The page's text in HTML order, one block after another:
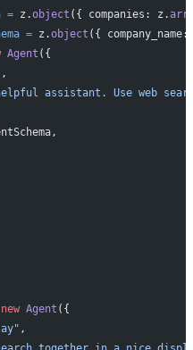
= z.object ({ companies: z.
= z.object ({
Agent ({
,
assistant. Use web
Agent ({
,